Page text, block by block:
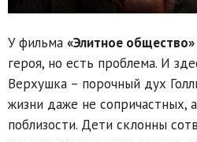
У фильма «Элитное общество»
героя, но есть проблема. И
Верхушка – порочный дух
жизни даже не сопричастных,
поблизости. Дети склонны